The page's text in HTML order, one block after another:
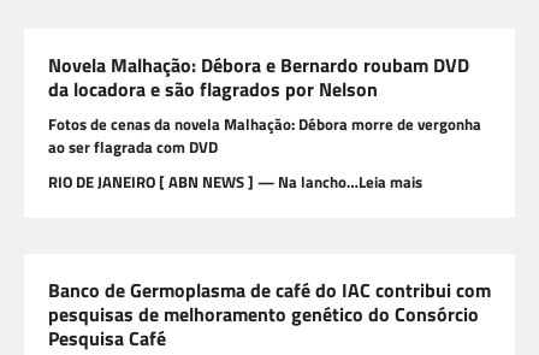
Novela Malhação: Débora e Bernardo roubam DVD
da locadora e são flagrados por Nelson
Fotos de cenas da novela Malhação: Débora morre de vergonha
ao ser flagrada com DVD
RIO DE JANEIRO [ ABN NEWS ] — Na lancho…Leia mais
Banco de Germoplasma de café do IAC contribui com
pesquisas de melhoramento genético do Consórcio
Pesquisa Café